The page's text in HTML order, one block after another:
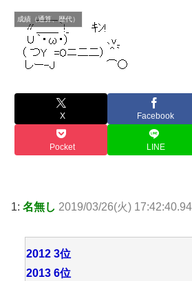
成績（通算、歴代）
X Facebook
Pocket LINE
1: 名無し 2019/03/26(火)
2012 3位
2013 6位